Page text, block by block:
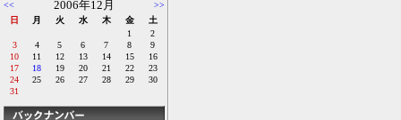
<< 2006年12月
>>
日
月 火 水 木 金
土
1
2
3
4 5 6 7 8
9
10
11 12 13 14 15
16
17
18 19 20 21 22
23
24
25 26 27 28 29
30
31